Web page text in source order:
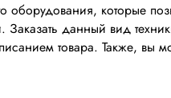
оборудования, которые
данный вид
товара. Также, вы